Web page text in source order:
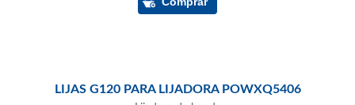
LIJAS G120 PARA LIJADORA POWXQ5406